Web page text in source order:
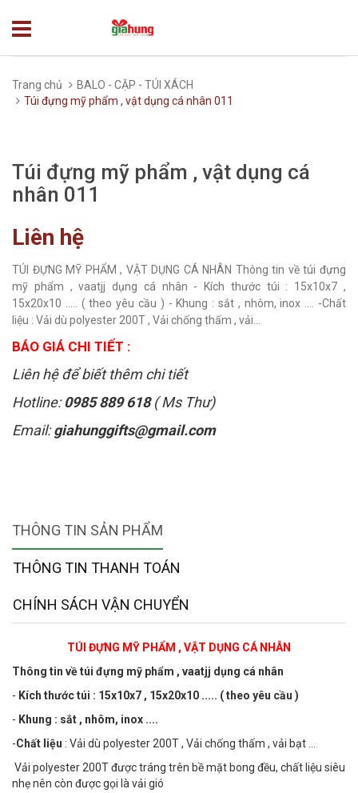
Trang chủ
BALO - CẶP - TÚI XÁCH
Túi đựng mỹ phẩm , vật dụng cá nhân 011
Túi đựng mỹ phẩm , vật dụng cá
nhân 011
Liên hệ
TÚI ĐỰNG MỸ PHẨM , VẬT DỤNG CÁ NHÂN Thông tin về túi đựng
mỹ phẩm , vaatjj dụng cá nhân - Kích thước túi : 15x10x7 ,
15x20x10 ..... ( theo yêu cầu ) - Khung : sắt , nhôm, inox .... -Chất
liệu : Vải dù polyester 200T , Vải chống thấm , vải...
BÁO GIÁ CHI TIẾT :
Liên hệ để biết thêm chi tiết
Hotline:0985 889 618( Ms Thư)
Email:giahunggifts@gmail.com
THÔNG TIN SẢN PHẨM
THÔNG TIN THANH TOÁN
CHÍNH SÁCH VẬN CHUYỂN
TÚI ĐỰNG MỸ PHẨM , VẬT DỤNG CÁ NHÂN
Thông tin về túi đựng mỹ phẩm , vaatjj dụng cá nhân
- Kích thước túi : 15x10x7 , 15x20x10 ..... ( theo yêu cầu )
- Khung : sắt , nhôm, inox ....
-Chất liệu : Vải dù polyester 200T , Vải chống thấm , vải bạt ...
Vải polyester 200T được tráng trên bề mặt bong đều, chất liệu siêu
nhẹ nên còn được gọi là vải gió